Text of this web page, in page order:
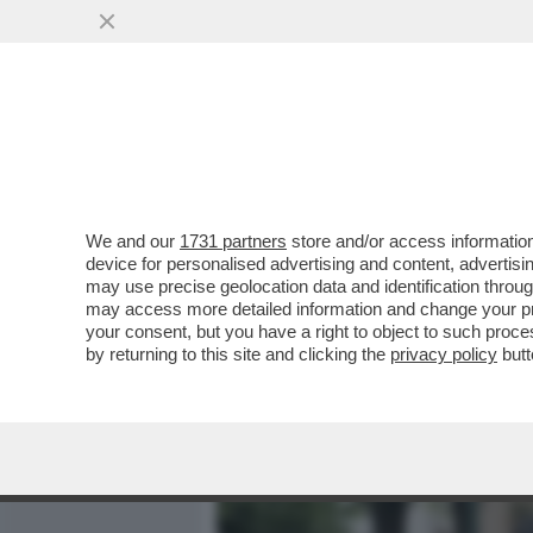
LA CRISI AL MINISTERO
‘L’IMMAGINE NON E’
VAI ALL'ARTICOLO
We and our 1731 partners store and/or access
device for personalised advertising and content,
may use precise geolocation data and identification
may access more detailed information and change your
your consent, but you have a right to object to such
by returning to this site and clicking the privacy policy